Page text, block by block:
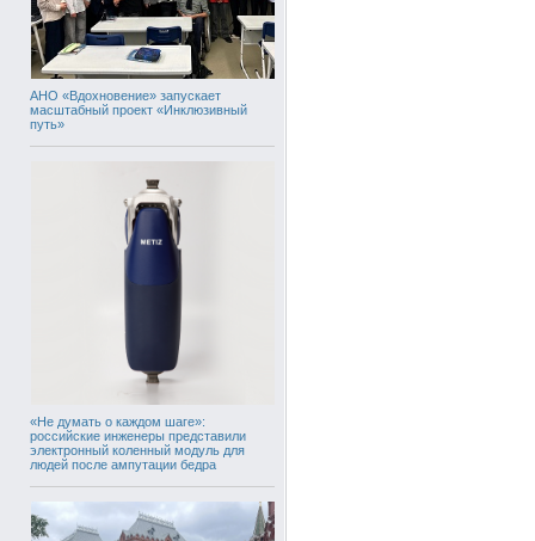
АНО «Вдохновение» запускает
масштабный проект «Инклюзивный
путь»
«Не думать о каждом шаге»:
российские инженеры представили
электронный коленный модуль для
людей после ампутации бедра